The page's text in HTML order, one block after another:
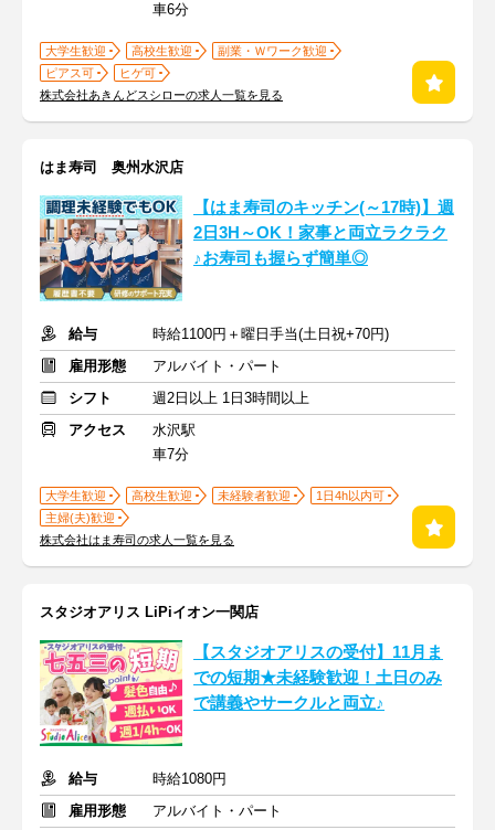
車6分
大学生歓迎 高校生歓迎
副業・Ｗワーク歓迎
ピアス可
ヒゲ可
株式会社あきんどスシローの求人一覧を見る
はま寿司 奥州水沢店
【はま寿司のキッチン(～17時)】週
2日3H～OK！家事と両立ラクラク
♪お寿司も握らず簡単◎
給与
時給1100円＋曜日手当(土日祝+70円)
雇用形態
アルバイト・パート
シフト
週2日以上 1日3時間以上
アクセス
水沢駅
車7分
大学生歓迎 高校生歓迎 未経験者歓迎
1日4h以内可
主婦(夫)歓迎
株式会社はま寿司の求人一覧を見る
スタジオアリス LiPiイオン一関店
【スタジオアリスの受付】11月ま
での短期★未経験歓迎！土日のみ
で講義やサークルと両立♪
給与
時給1080円
雇用形態
アルバイト・パート